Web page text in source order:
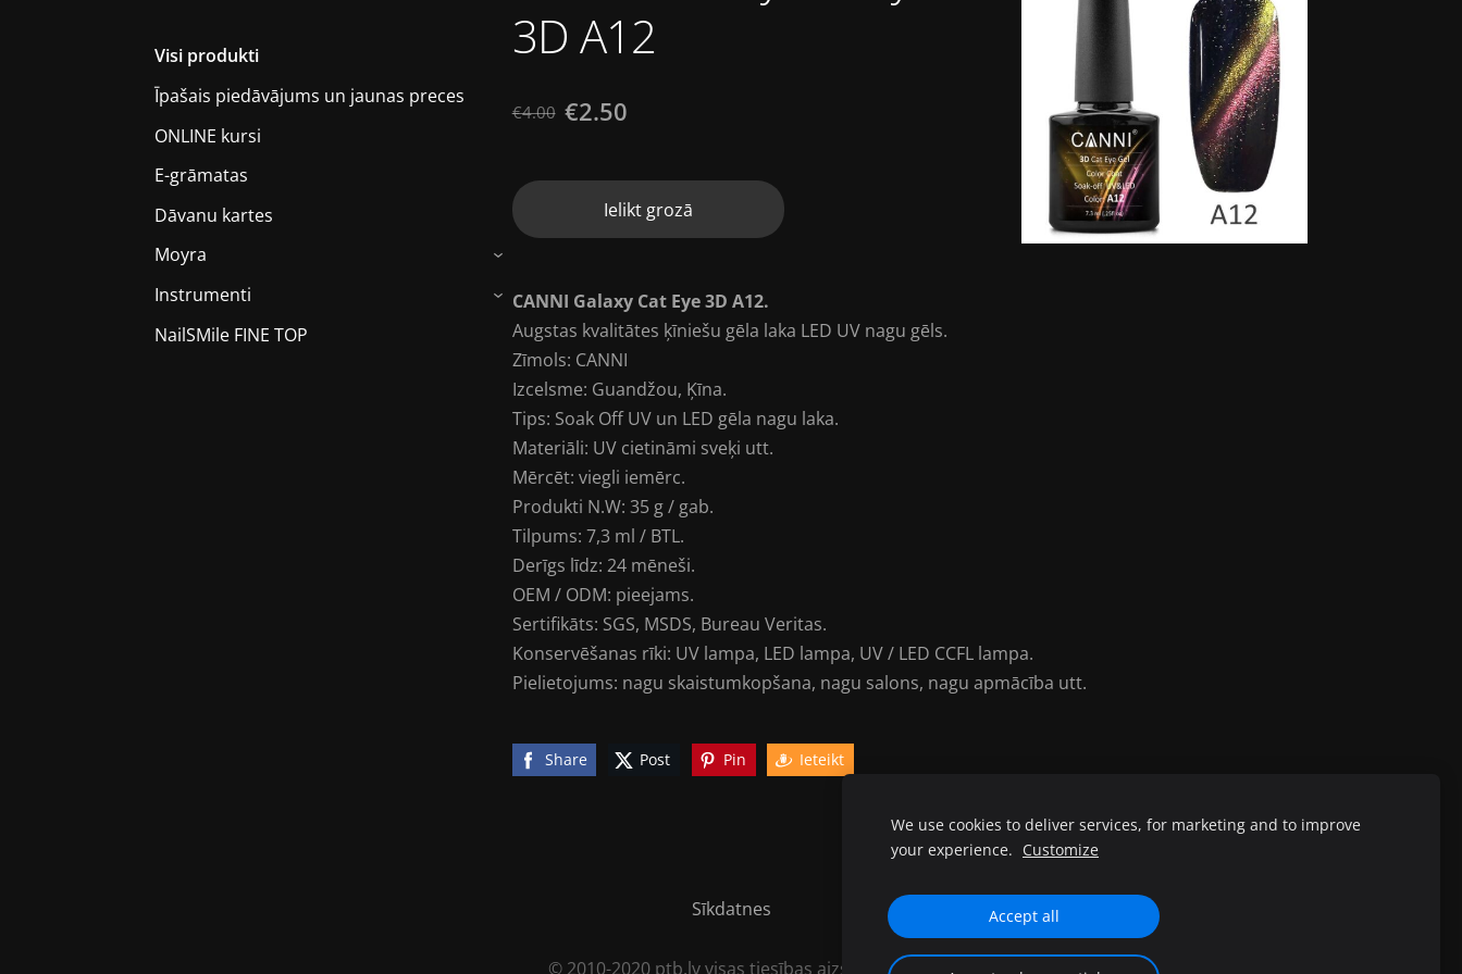
Visi produkti
Īpašais piedāvājums un jaunas preces
ONLINE kursi
E-grāmatas
Dāvanu kartes
Moyra
›
Instrumenti ›
NailSMile FINE TOP
3D A12
€4.00 €2.50
Ielikt grozā
CANNI Galaxy Cat Eye 3D A12.
Augstas kvalitātes ķīniešu gēla laka LED UV nagu gēls.
Zīmols: CANNI
Izcelsme: Guandžou, Ķīna.
Tips: Soak Off UV un LED gēla nagu laka.
Materiāli: UV cietināmi sveķi utt.
Mērcēt: viegli iemērc.
Produkti N.W: 35 g / gab.
Tilpums: 7,3 ml / BTL.
Derīgs līdz: 24 mēneši.
OEM / ODM: pieejams.
Sertifikāts: SGS, MSDS, Bureau Veritas.
Konservēšanas rīki: UV lampa, LED lampa, UV / LED CCFL lampa.
Pielietojums: nagu skaistumkopšana, nagu salons, nagu apmācība utt.
Share Post Pin Ieteikt
Sīkdatnes
© 2010-2020 ptb.lv visas tiesības aizsargātas.
We use cookies to deliver services, for marketing and to improve
your experience. Customize
Accept all